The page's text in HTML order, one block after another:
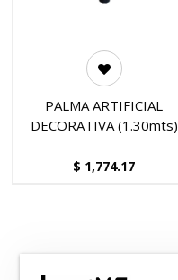
PALMA ARTIFICIAL
DECORATIVA (1.30mts)
$ 1,774.17